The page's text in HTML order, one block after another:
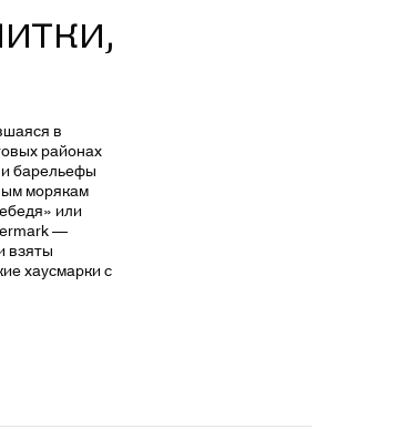
в
районах
и барельефы
морякам
или
—
взяты
хаусмарки с